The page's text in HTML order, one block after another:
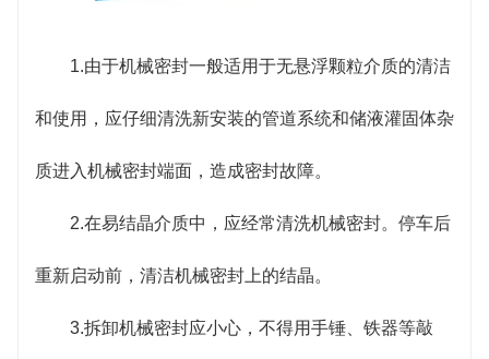
1.由于机械密封一般适用于无悬浮颗粒介质的清洁
和使用，应仔细清洗新安装的管道系统和储液灌固体杂
质进入机械密封端面，造成密封故障。
2.在易结晶介质中，应经常清洗机械密封。停车后
重新启动前，清洁机械密封上的结晶。
3.拆卸机械密封应小心，不得用手锤、铁器等敲